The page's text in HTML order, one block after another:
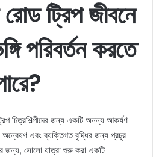
ট্রিপ জীবনে
পরিবর্তন করতে
চিত্রশিল্পীদের জন্য একটি অনন্য আকর্ষণ
অন্বেষণ এবং ব্যক্তিগত বৃদ্ধির জন্য প্রচুর
জন্য, সোলো যাত্রা শুরু করা একটি